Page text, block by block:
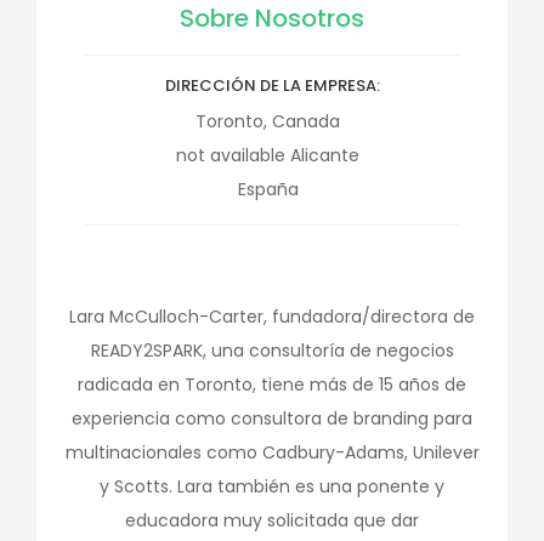
Sobre Nosotros
DIRECCIÓN DE LA EMPRESA
Toronto, Canada
not available Alicante
España
Lara McCulloch-Carter, fundadora/directora de
READY2SPARK, una consultoría de negocios
radicada en Toronto, tiene más de 15 años de
experiencia como consultora de branding para
multinacionales como Cadbury-Adams, Unilever
y Scotts. Lara también es una ponente y
educadora muy solicitada que dar